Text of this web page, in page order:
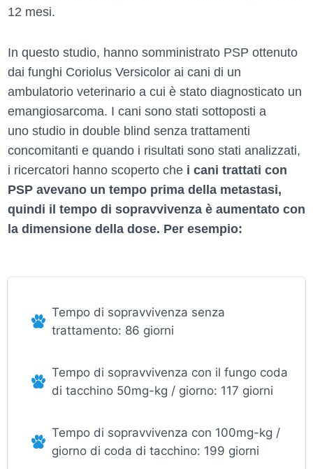
12 mesi.
In questo studio, hanno somministrato PSP ottenuto
dai funghi Coriolus Versicolor ai cani di un
ambulatorio veterinario a cui è stato diagnosticato un
emangiosarcoma. I cani sono stati sottoposti a
uno studio in double blind senza trattamenti
concomitanti e quando i risultati sono stati analizzati,
i ricercatori hanno scoperto che i cani trattati con
PSP avevano un tempo prima della metastasi,
quindi il tempo di sopravvivenza è aumentato con
la dimensione della dose. Per esempio:
Tempo di sopravvivenza senza
trattamento: 86 giorni
Tempo di sopravvivenza con il fungo coda
di tacchino 50mg-kg / giorno: 117 giorni
Tempo di sopravvivenza con 100mg-kg /
giorno di coda di tacchino: 199 giorni